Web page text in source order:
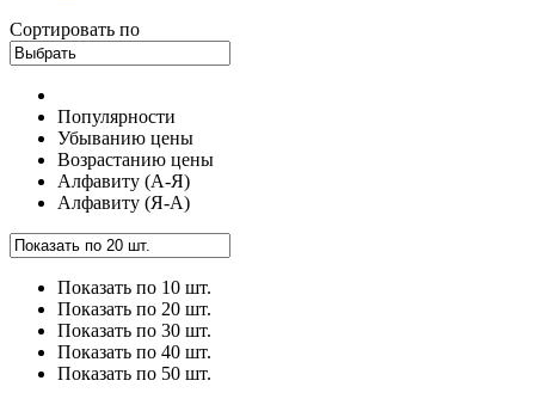
Сортировать по
Популярности
Убыванию цены
Возрастанию цены
Алфавиту (А-Я)
Алфавиту (Я-А)
Показать по 10 шт.
Показать по 20 шт.
Показать по 30 шт.
Показать по 40 шт.
Показать по 50 шт.